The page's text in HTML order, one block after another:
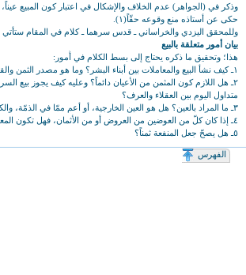
وذكر في (الجواهر) عدم الخلاف والإشكال في اعتبار كون المبيع
حكى عن أستاذه منع وقوعه حقّاً(١).
وللمحقق اليزدي والخراساني ـ قدس سرهما ـ كلام في المقام ستأتي
بيان أمور متعلقة بالبيع
هذا؛ وتحقيق ما ذكره يحتاج إلى بسط الكلام في أُمور:
١ـ كيف نشأ البيع والمعاملات بين أبناء البشر؟ وما هو مصدر الثمن والقيمة؟
٢ـ هل اللازم كون المثمن من الأعيان دائماً؟ وعليه كيف يجوز بيع
متداول اليوم بين العقلاء والعرف؟
٣ـ ما المراد بالعين؟ هل هو العين الخارجية، أو أعم ممّا في الذمّة، والكلّي المُشاع، والكلي في المُعيّن وغير ذلك؟
٤ـ إذا كان كلّ من العوضين من العروض أو من الأثمان، فهل تكون المعاملة بيعاً أو معاوضة أُخرى؟
٥ـ هل يصحّ جعل المنفعة ثمناً؟
٦ـ هل يكون عمل الحرّ مالاً؟
الفهرس